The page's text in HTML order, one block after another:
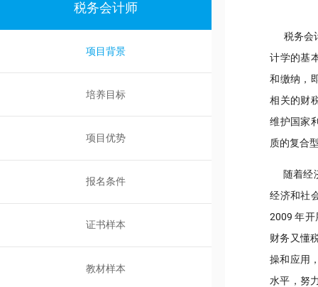
税务会计师
项目背景
培养目标
项目优势
报名条件
证书样本
教材样本
税务会
计学的基
和缴纳，
相关的财
维护国家
质的复合
随着经
经济和社
2009 年开
财务又懂
操和应用
水平，努